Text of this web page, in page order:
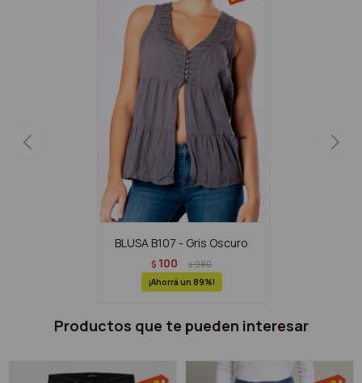
BLUSA B107 - Gris Oscuro
$ 100 $980
89
Productos que te pueden interesar